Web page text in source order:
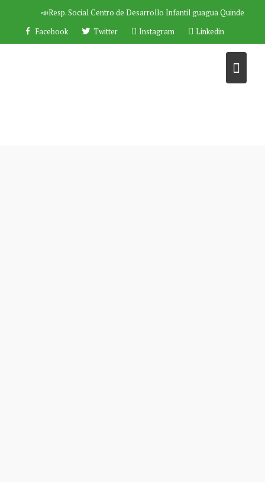
contenido
📣Resp. SocialCentro de Desarrollo Infantil guagua Quinde
Facebook
Twitter Instagram Linkedin